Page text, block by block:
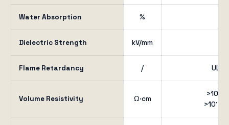
Water Absorption %
Dielectric Strength kV/mm
Flame Retardancy /
Volume Resistivity Ω·cm
>10¹⁷
>10¹²